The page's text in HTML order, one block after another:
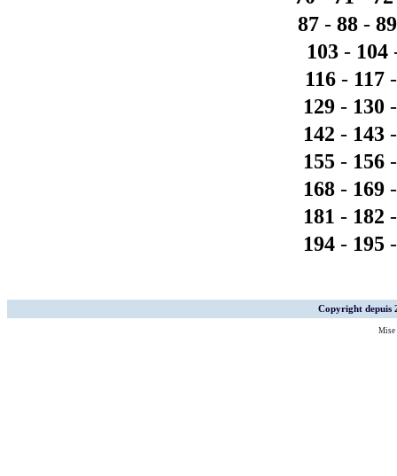
87 - 88 - 89
103- 104
116 - 117
129 - 130
142 - 143
155 - 156
168 - 169
181 - 182
194 - 195
Copyright depuis
Mise